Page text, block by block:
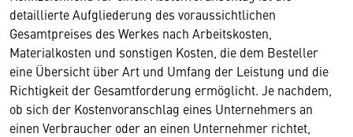
detaillierte Aufgliederung des voraussichtlichen
Gesamtpreises des Werkes nach Arbeitskosten,
Materialkosten und sonstigen Kosten, die dem Besteller
eine Übersicht über Art und Umfang der Leistung und die
Richtigkeit der Gesamtforderung ermöglicht. Je nachdem,
ob sich der Kostenvoranschlag eines Unternehmers an
einen Verbraucher oder an einen Unternehmer richtet,